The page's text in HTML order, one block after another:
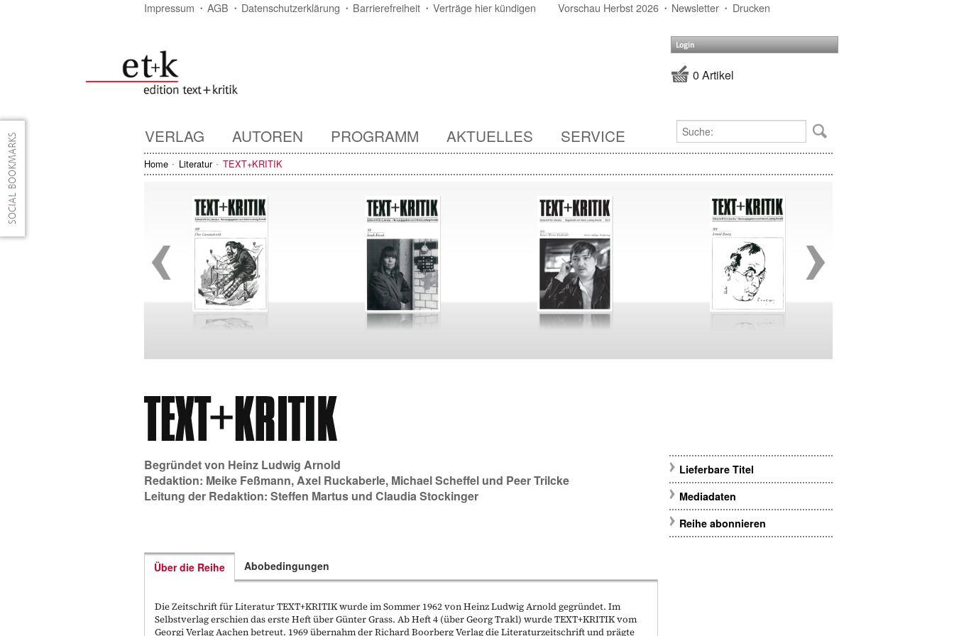
Impressum AGB Datenschutzerklärung Barrierefreiheit Verträge hier kündigen Vorschau Herbst 2026 Newsletter Drucken
Login
0 Artikel
VERLAG AUTOREN PROGRAMM AKTUELLES SERVICE
Home Literatur TEXT+KRITIK
Begründet von Heinz Ludwig Arnold
Redaktion: Meike Feßmann,Axel Ruckaberle, Michael Scheffel und Peer Trilcke
Leitung der Redaktion: Steffen Martus und Claudia Stockinger
Lieferbare Titel
Mediadaten
Reihe abonnieren
Über die Reihe
Die Zeitschrift für Literatur TEXT+KRITIK wurde im Sommer 1962 von Heinz Ludwig Arnold gegründet. Im
Selbstverlag erschien das erste Heft über Günter Grass. Ab Heft 4 (über Georg Trakl) wurde TEXT+KRITIK vom
Georgi Verlag Aachen betreut. 1969 übernahm der Richard Boorberg Verlag die Literaturzeitschrift und prägte
Abobedingungen